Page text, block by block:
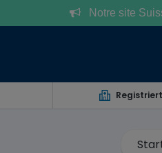
Notre site